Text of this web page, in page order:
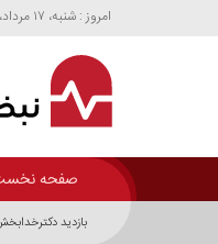
امروز : شنبه، ۱۷ مرداد، ۱۴۰۵
صفحه
بازدید